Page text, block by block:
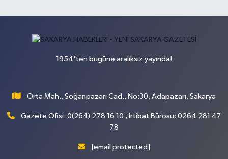
1954'ten bugüne aralıksız yayında!
Orta Mah., Soğanpazarı Cad., No:30, Adapazarı, Sakarya
Gazete Ofisi: 0(264) 278 16 10 , İrtibat Bürosu: 0264 281 47
78
[email protected]